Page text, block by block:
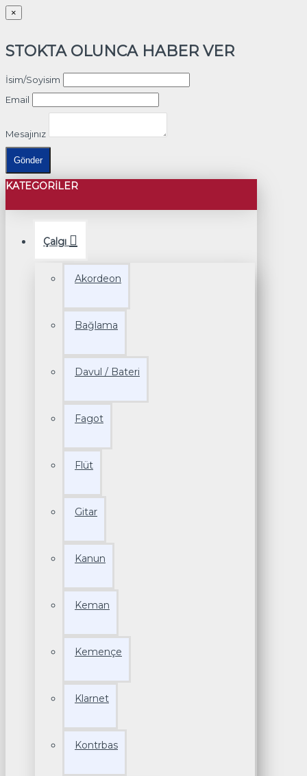
×
STOKTA OLUNCA HABER VER
İsim/Soyisim
Email
Mesajınız
Gönder
KATEGORILER
Çalgı
Akordeon
Bağlama
Davul / Bateri
Fagot
Flüt
Gitar
Kanun
Keman
Kemençe
Klarnet
Kontrbas